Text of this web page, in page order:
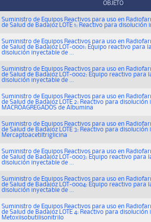
OBJETO
Suministro de Equipos Reactivos para uso en
de Salud de Badajoz LOTE 1: Reactivo para disolución
Suministro de Equipos Reactivos para uso en
de Salud de Badajoz LOT-0001: Equipo reactivo para
disolución inyectable de ...
Suministro de Equipos Reactivos para uso en
de Salud de Badajoz LOT-0002: Equipo reactivo para
disolución inyectable de ...
Suministro de Equipos Reactivos para uso en
de Salud de Badajoz LOTE 2: Reactivo para disolución
MACROAGREGADOS de Albumina
Suministro de Equipos Reactivos para uso en
de Salud de Badajoz LOTE 3: Reactivo para disolución
Mercaptoacetiltriglicina
Suministro de Equipos Reactivos para uso en
de Salud de Badajoz LOT-0003: Equipo reactivo para
disolución inyectable de ...
Suministro de Equipos Reactivos para uso en
de Salud de Badajoz LOT-0004: Equipo reactivo para
disolución inyectable de ...
Suministro de Equipos Reactivos para uso en
de Salud de Badajoz LOTE 4: Reactivo para disolución
Metoxiisobutilisonitrilo